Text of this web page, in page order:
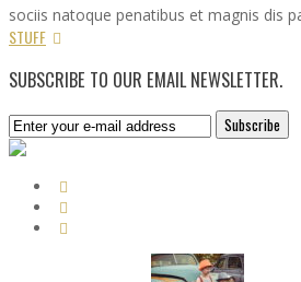
sociis natoque penatibus et magnis dis
STUFF
SUBSCRIBE TO OUR EMAIL NEWSLETTER.